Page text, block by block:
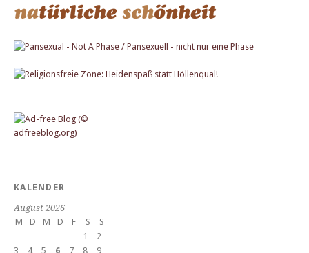
KALENDER
August 2026
M
D M D F S
S
1
2
3
4 5 6 7 8
9